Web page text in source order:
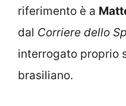
riferimento è a
dal Corriere dello
interrogato proprio
brasiliano.